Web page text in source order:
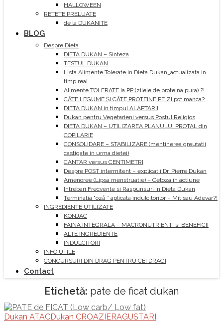
HALLOWEEN
RETETE PRELUATE
de la DUKANITE
BLOG
Despre Dieta
DIETA DUKAN – Sinteza
TESTUL DUKAN
Lista Alimente Tolerate in Dieta Dukan_actualizata in
timp real
Alimente TOLERATE la PP (zilele de proteina pura) ?!
CÂTE LEGUME ȘI CÂTE PROTEINE PE ZI pot manca?
DIETA DUKAN in timpul ALAPTARII
Dukan pentru Vegetarieni versus Postul Religios
DIETA DUKAN – UTILIZAREA PLANULUI PROTAL din
COPILARIE
CONSOLIDARE – STABILIZARE (mentinerea greutatii
castigate in urma dietei)
CANTAR versus CENTIMETRI
Despre POST intermitent – explicatii Dr. Pierre Dukan
Amenoree (Lipsa menstruatie) – Cetoza in actiune
Intrebari Frecvente si Raspunsuri in Dieta Dukan
Terminatia “oză ” aplicata indulcitorilor – Mit sau Adevar?!
INGREDIENTE UTILIZATE
KONJAC
FAINA INTEGRALA – MACRONUTRIENTI si BENEFICII
ALTE INGREDIENTE
INDULCITORI
INFO UTILE
CONCURSURI DIN DRAG PENTRU CEI DRAGI
Contact
Etichetă: pate de ficat dukan
Dukan ATACDukan CROAZIERAGUSTARI